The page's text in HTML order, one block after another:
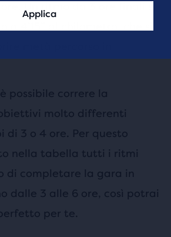
possibile correre la
molto differenti
di 3 o 4 ore. Per questo
nella tabella tutti i ritmi
di completare la gara in
dalle 3 alle 6 ore, così potrai
per te.
Applica